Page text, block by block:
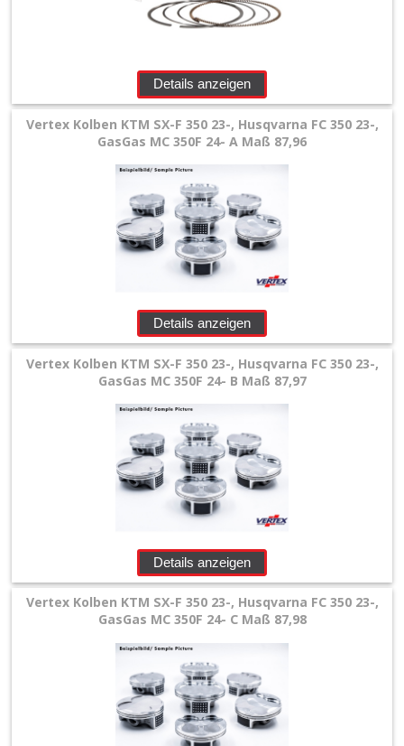
Zubehör
Sonderangebote
Details anzeigen
Vertex Kolben KTM SX-F 350 23-, Husqvarna FC 350 23-,
GasGas MC 350F 24- A Maß 87,96
Details anzeigen
Vertex Kolben KTM SX-F 350 23-, Husqvarna FC 350 23-,
GasGas MC 350F 24- B Maß 87,97
Details anzeigen
Vertex Kolben KTM SX-F 350 23-, Husqvarna FC 350 23-,
GasGas MC 350F 24- C Maß 87,98